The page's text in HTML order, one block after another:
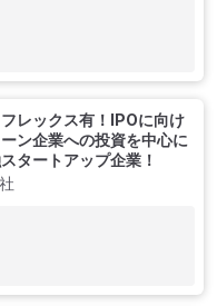
レックス有！IPOに向け
ン企業への投資を中心に
タートアップ企業！